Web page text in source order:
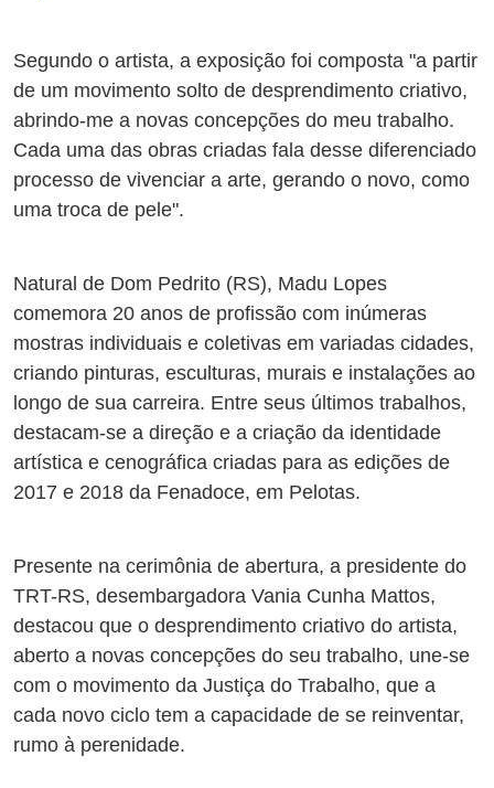
Segundo o artista, a exposição foi composta "a partir
de um movimento solto de desprendimento criativo,
abrindo-me a novas concepções do meu trabalho.
Cada uma das obras criadas fala desse diferenciado
processo de vivenciar a arte, gerando o novo, como
uma troca de pele".
Natural de Dom Pedrito (RS), Madu Lopes
comemora 20 anos de profissão com inúmeras
mostras individuais e coletivas em variadas cidades,
criando pinturas, esculturas, murais e instalações ao
longo de sua carreira. Entre seus últimos trabalhos,
destacam-se a direção e a criação da identidade
artística e cenográfica criadas para as edições de
2017 e 2018 da Fenadoce, em Pelotas.
Presente na cerimônia de abertura, a presidente do
TRT-RS, desembargadora Vania Cunha Mattos,
destacou que o desprendimento criativo do artista,
aberto a novas concepções do seu trabalho, une-se
com o movimento da Justiça do Trabalho, que a
cada novo ciclo tem a capacidade de se reinventar,
rumo à perenidade.